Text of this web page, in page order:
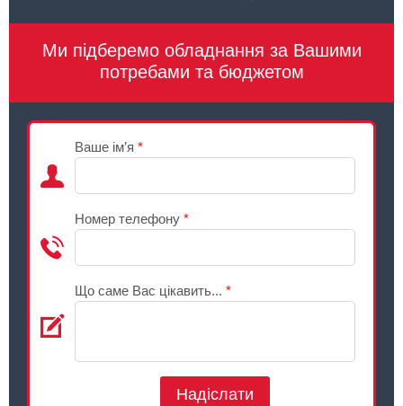
Ми підберемо обладнання за Вашими
потребами та бюджетом
Ваше ім’я *
Номер телефону *
Що саме Вас цікавить... *
Надіслати